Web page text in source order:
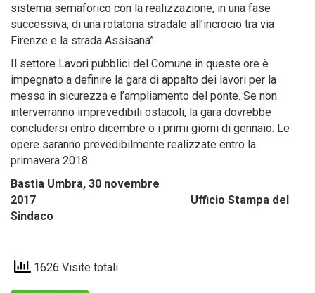
sistema semaforico con la realizzazione, in una fase
successiva, di una rotatoria stradale all’incrocio tra via
Firenze e la strada Assisana”.
Il settore Lavori pubblici del Comune in queste ore è
impegnato a definire la gara di appalto dei lavori per la
messa in sicurezza e l’ampliamento del ponte. Se non
interverranno imprevedibili ostacoli, la gara dovrebbe
concludersi entro dicembre o i primi giorni di gennaio. Le
opere saranno prevedibilmente realizzate entro la
primavera 2018.
Bastia Umbra, 30 novembre
2017 Ufficio Stampa del
Sindaco
1626 Visite totali